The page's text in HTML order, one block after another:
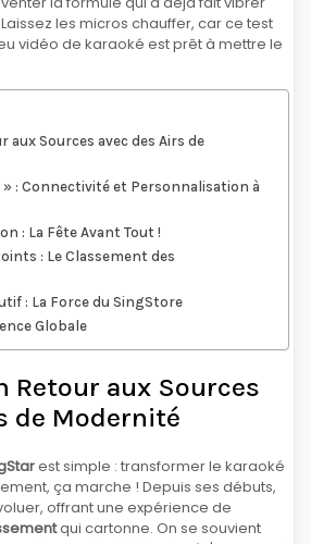
les micros chauffer, car ce test
vidéo de karaoké est prêt à mettre le
aux Sources avec des Airs de
» : Connectivité et Personnalisation à
: La Fête Avant Tout !
: Le Classement des
: La Force du SingStore
Globale
Retour aux Sources
de Modernité
est simple : transformer le karaoké
ça marche ! Depuis ses débuts,
offrant une expérience de
qui cartonne. On se souvient